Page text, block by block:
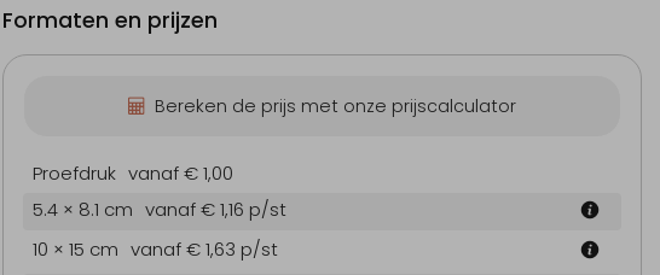
Trouwkaart
Formaten en prijzen
Bereken de prijs met onze prijscalculator
Proefdruk vanaf € 1,00
5.4 × 8.1 cm vanaf € 1,16 p/st
10 × 15 cm vanaf € 1,63 p/st